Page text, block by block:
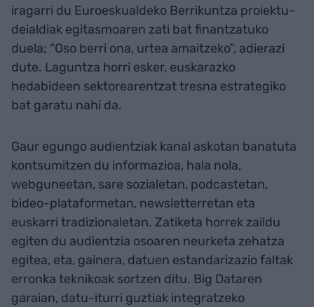
iragarri du Euroeskualdeko Berrikuntza proiektu-
deialdiak egitasmoaren zati bat finantzatuko
duela; “Oso berri ona, urtea amaitzeko”, adierazi
dute. Laguntza horri esker, euskarazko
hedabideen sektorearentzat tresna estrategiko
bat garatu nahi da.
Gaur egungo audientziak kanal askotan banatuta
kontsumitzen du informazioa, hala nola,
webguneetan, sare sozialetan, podcastetan,
bideo-plataformetan, newsletterretan eta
euskarri tradizionaletan. Zatiketa horrek zaildu
egiten du audientzia osoaren neurketa zehatza
egitea, eta, gainera, datuen estandarizazio faltak
erronka teknikoak sortzen ditu. Big Dataren
garaian, datu-iturri guztiak integratzeko